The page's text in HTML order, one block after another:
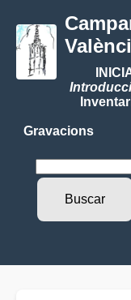
Gravacions